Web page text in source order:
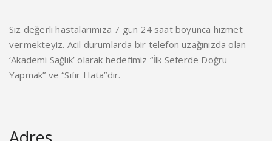
Siz değerli hastalarımıza 7 gün 24 saat boyunca hizmet
vermekteyiz. Acil durumlarda bir telefon uzağınızda olan
‘Akademi Sağlık’ olarak hedefimiz “İlk Seferde Doğru
Yapmak” ve “Sıfır Hata”dır.